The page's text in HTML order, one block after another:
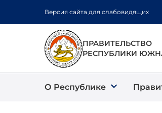
содержанию
Версия сайта для слабовидящих
ПРАВИТЕЛЬСТВО
РЕСПУБЛИКИ
О Республике